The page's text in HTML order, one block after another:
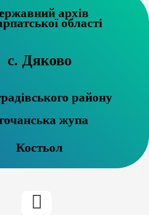
архів
області
с. Дяково
району
жупа
Костьол